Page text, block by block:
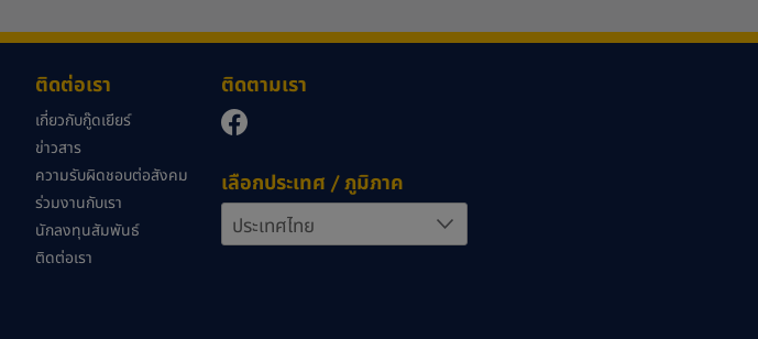
ติดต่อเรา
เกี่ยวกับกู๊ดเยียร์
ข่าวสาร
ความรับผิดชอบต่อสังคม
ร่วมงานกับเรา
นักลงทุนสัมพันธ์
ติดต่อเรา
ติดตามเรา
เลือกประเทศ / ภูมิภาค